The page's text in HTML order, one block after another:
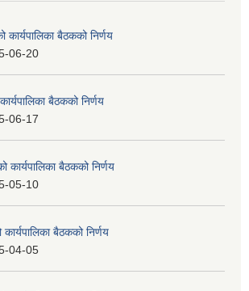
कार्यपालिका बैठकको निर्णय
06-20
बैठकको निर्णय
06-17
कार्यपालिका बैठकको निर्णय
05-10
बैठकको निर्णय
04-05